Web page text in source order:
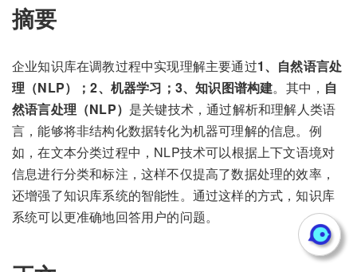
摘要
企业知识库在调教过程中实现理解主要通过1、自然语言处
理（NLP）；2、机器学习；3、知识图谱构建。其中， 自
然语言处理（NLP） 是关键技术，通过解析和理解人类语
言，能够将非结构化数据转化为机器可理解的信息。例
如，在文本分类过程中，NLP技术可以根据上下文语境对
信息进行分类和标注，这样不仅提高了数据处理的效率，
还增强了知识库系统的智能性。通过这样的方式，知识库
系统可以更准确地回答用户的问题。